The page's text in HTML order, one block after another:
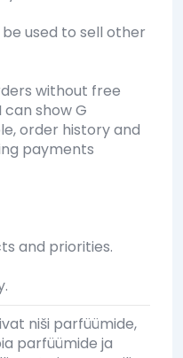
used to sell other
without free
show G
order history and
payments
and priorities.
niši parfüümide,
parfüümide ja